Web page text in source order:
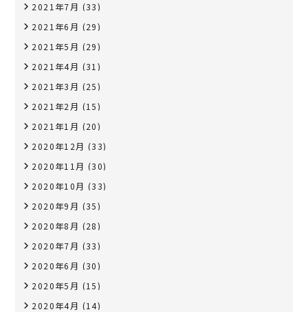
2021年7月 (33)
2021年6月 (29)
2021年5月 (29)
2021年4月 (31)
2021年3月 (25)
2021年2月 (15)
2021年1月 (20)
2020年12月 (33)
2020年11月 (30)
2020年10月 (33)
2020年9月 (35)
2020年8月 (28)
2020年7月 (33)
2020年6月 (30)
2020年5月 (15)
2020年4月 (14)